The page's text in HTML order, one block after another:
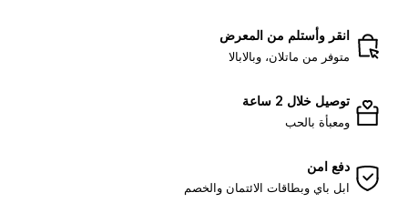
انقر وأستلم من المعرض
متوفر من ماتلان، وبالابالا
توصيل خلال 2 ساعة
ومعبأة بالحب
دفع امن
ابل باي وبطاقات الائتمان والخصم